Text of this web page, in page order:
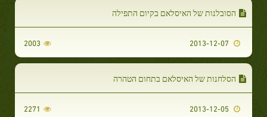
הסובלנות של האיסלאם בקיום התפילה
2003
הסלחנות של האיסלאם בתחום הטהרה
2271